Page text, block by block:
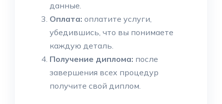
данные.
Оплата: оплатите услуги,
убедившись, что вы понимаете
каждую деталь.
Получение диплома: после
завершения всех процедур
получите свой диплом.